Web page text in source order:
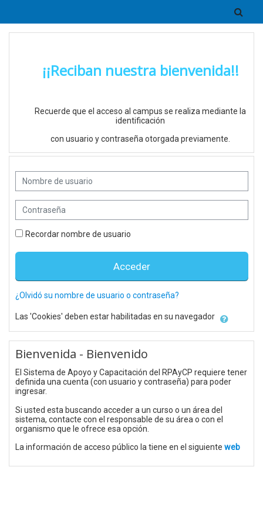
¡¡Reciban nuestra bienvenida!!
Recuerde que el acceso al campus se realiza mediante la
identificación
con usuario y contraseña otorgada previamente.
Recordar nombre de usuario
Acceder
¿Olvidó su nombre de usuario o contraseña?
Las 'Cookies' deben estar habilitadas en su navegador
Bienvenida - Bienvenido
El Sistema de Apoyo y Capacitación del RPAyCP requiere tener
definida una cuenta (con usuario y contraseña) para poder
ingresar.
Si usted esta buscando acceder a un curso o un área del
sistema, contacte con el responsable de su área o con el
organismo que le ofrece esa opción.
La información de acceso público la tiene en el siguiente web